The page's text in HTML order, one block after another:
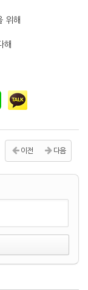
위해
해
이전 다음